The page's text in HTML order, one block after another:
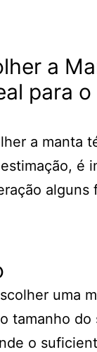
a
para o
a manta
é
alguns
uma
tamanho do
o